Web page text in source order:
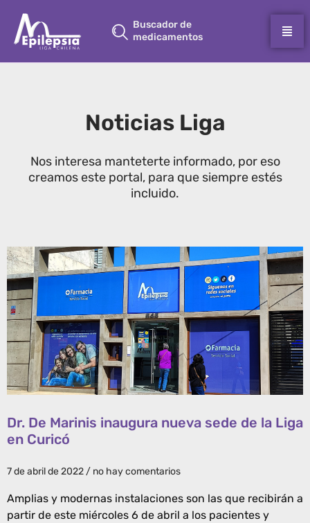
Buscador de
medicamentos
Noticias Liga
Nos interesa manteterte informado, por eso
creamos este portal, para que siempre estés
incluido.
Dr. De Marinis inaugura nueva sede de la Liga
en Curicó
7 de abril de 2022 no hay comentarios
Amplias y modernas instalaciones son las que recibirán a
partir de este miércoles 6 de abril a los pacientes y